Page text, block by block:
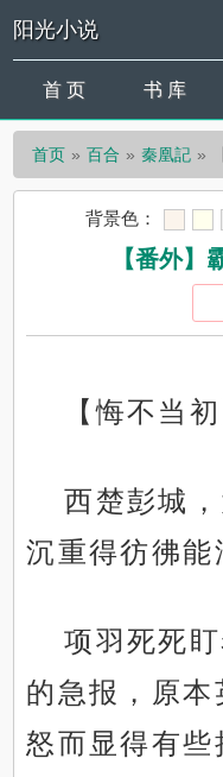
阳光小说
首 页 书 库
首页 百合 秦凰記
背景色：
【番外】
【悔不当初
西楚彭城
沉重得彷彿能
项羽死死
的急报，原
怒而显得有些